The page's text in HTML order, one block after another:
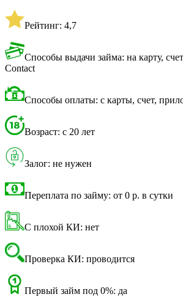
Рейтинг: 4,7
Способы выдачи займа: на карту,
Contact
Способы оплаты: с карты, счет,
Возраст: с 20 лет
Залог: не нужен
Переплата по займу: от 0 р. в сутки
С плохой КИ: нет
Проверка КИ: проводится
Первый займ под 0%: да